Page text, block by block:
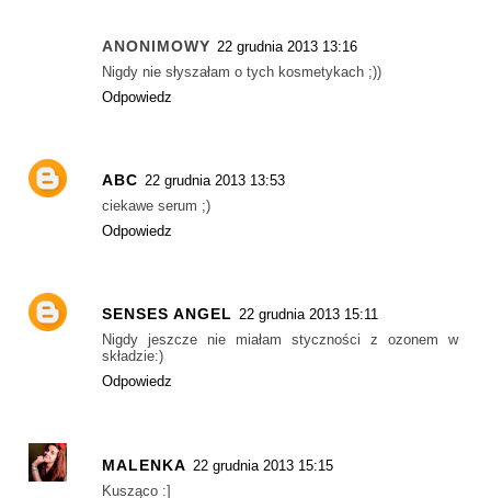
ANONIMOWY 22 grudnia 2013 13:16
Nigdy nie słyszałam o tych kosmetykach ;))
Odpowiedz
ABC 22 grudnia 2013 13:53
ciekawe serum ;)
Odpowiedz
SENSES ANGEL 22 grudnia 2013 15:11
Nigdy jeszcze nie miałam styczności z ozonem w
składzie:)
Odpowiedz
MALENKA 22 grudnia 2013 15:15
Kusząco :]